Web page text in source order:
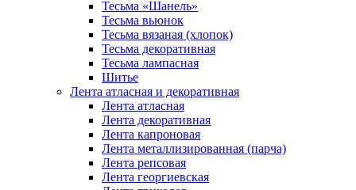
Тесьма «Шанель»
Тесьма вьюнок
Тесьма вязаная (хлопок)
Тесьма декоративная
Тесьма лампасная
Шитье
Лента атласная и декоративная
Лента атласная
Лента декоративная
Лента капроновая
Лента металлизированная (парча)
Лента репсовая
Лента георгиевская